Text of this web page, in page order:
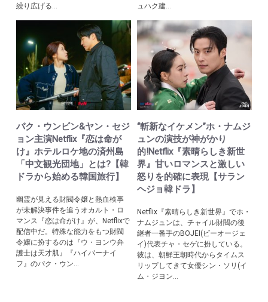
繰り広げる...
ュハク建...
パク・ウンビン&ヤン・セジ
ョン主演Netflix『恋は命が
け』ホテルロケ地の済州島
「中文観光団地」とは?【韓
ドラから始める韓国旅行】
幽霊が見える財閥令嬢と熱血検事
が未解決事件を追うオカルト・ロ
マンス『恋は命がけ』が、Netflixで
配信中だ。特殊な能力をもつ財閥
令嬢に扮するのは『ウ・ヨンウ弁
護士は天才肌』『ハイパーナイ
フ』のパク・ウン...
“斬新なイケメン”ホ・ナムジ
ュンの演技が神がかり
的!Netflix『素晴らしき新世
界』甘いロマンスと激しい
怒りを的確に表現【サラン
ヘジョ韓ドラ】
Netflix『素晴らしき新世界』でホ・
ナムジュンは、チャイル財閥の後
継者一番手のBOJEI(ビーオージェ
イ)代表チャ・セゲに扮している。
彼は、朝鮮王朝時代からタイムス
リップしてきて女優シン・ソリ(イ
ム・ジヨン...